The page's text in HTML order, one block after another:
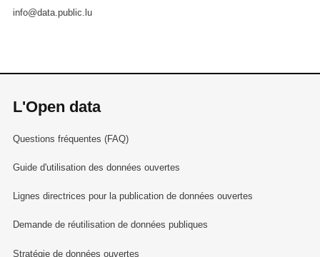
info@data.public.lu
L'Open data
Questions fréquentes (FAQ)
Guide d'utilisation des données ouvertes
Lignes directrices pour la publication de données ouvertes
Demande de réutilisation de données publiques
Stratégie de données ouvertes